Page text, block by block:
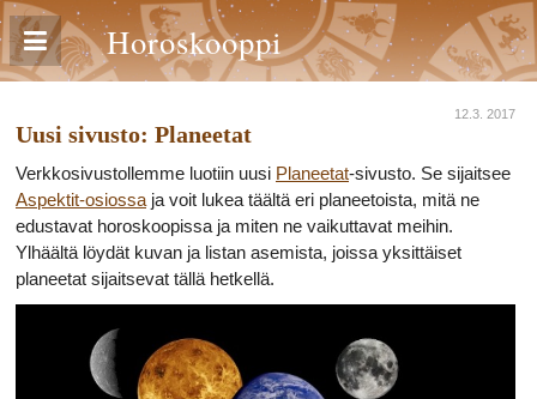
Horoskooppi
12.3. 2017
Uusi sivusto: Planeetat
Verkkosivustollemme luotiin uusi Planeetat-sivusto. Se sijaitsee
Aspektit-osiossa ja voit lukea täältä eri planeetoista, mitä ne
edustavat horoskoopissa ja miten ne vaikuttavat meihin.
Ylhäältä löydät kuvan ja listan asemista, joissa yksittäiset
planeetat sijaitsevat tällä hetkellä.